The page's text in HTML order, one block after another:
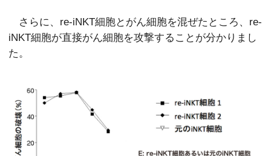
さらに、re-iNKT細胞とがん細胞を混ぜたところ、re-
iNKT細胞が直接がん細胞を攻撃することが分かりまし
た。